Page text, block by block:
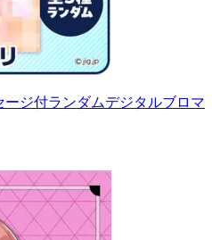
ージ付ランダムデジタルブロマ